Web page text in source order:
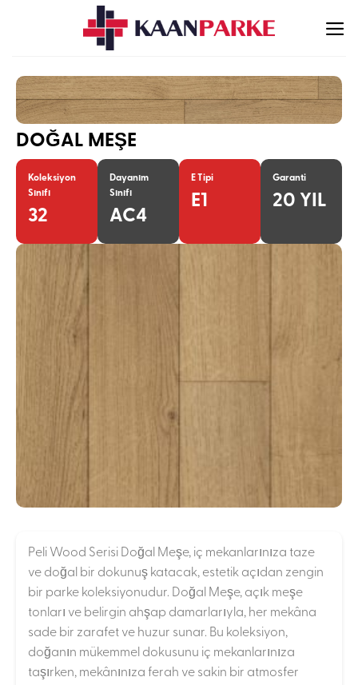
DOĞAL MEŞE
Koleksiyon
Sınıfı
32
Dayanım
Sınıfı
AC4
E Tipi
E1
Garanti
20 YIL
Peli Wood Serisi Doğal Meşe, iç mekanlarınıza taze
ve doğal bir dokunuş katacak, estetik açıdan zengin
bir parke koleksiyonudur. Doğal Meşe, açık meşe
tonları ve belirgin ahşap damarlarıyla, her mekâna
sade bir zarafet ve huzur sunar. Bu koleksiyon,
doğanın mükemmel dokusunu iç mekanlarınıza
taşırken, mekânınıza ferah ve sakin bir atmosfer